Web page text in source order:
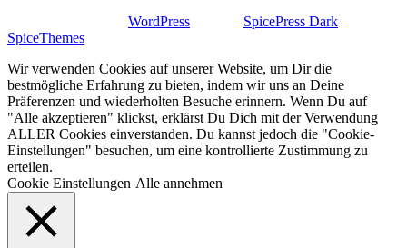
WordPress SpicePress Dark
SpiceThemes
Wir verwenden Cookies auf unserer Website, um Dir die
bestmögliche Erfahrung zu bieten, indem wir uns an Deine
Präferenzen und wiederholten Besuche erinnern. Wenn Du auf
"Alle akzeptieren" klickst, erklärst Du Dich mit der Verwendung
ALLER Cookies einverstanden. Du kannst jedoch die "Cookie-
Einstellungen" besuchen, um eine kontrollierte Zustimmung zu
erteilen.
Cookie Einstellungen Alle annehmen